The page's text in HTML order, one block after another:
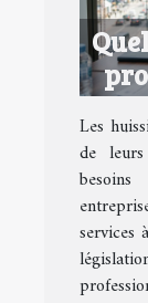
Les
de
services